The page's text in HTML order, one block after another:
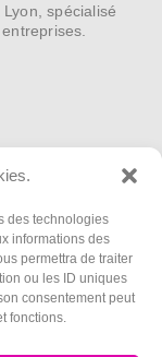
des technologies
informations des
permettra de traiter
ou les ID uniques
consentement peut
fonctions.
spécialisé